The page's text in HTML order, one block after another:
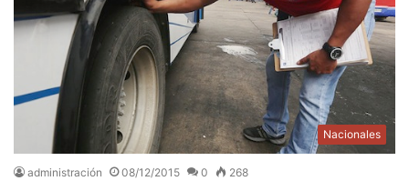
Nacionales
administración 08/12/2015 0 268